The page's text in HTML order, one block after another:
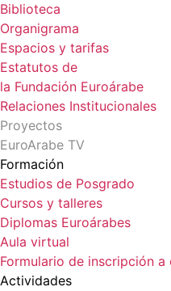
Biblioteca
Organigrama
Espacios y tarifas
Estatutos de
la Fundación Euroárabe
Relaciones Institucionales
Proyectos
EuroArabe TV
Formación
Estudios de Posgrado
Cursos y talleres
Diplomas Euroárabes
Aula virtual
Formulario de inscripción a
Actividades